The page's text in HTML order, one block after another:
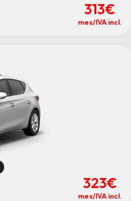
313€
mes/IVA incl.
323€
mes/IVA incl.